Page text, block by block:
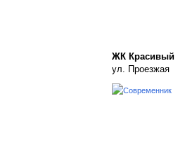
ЖК Красивый
ул. Проезжая